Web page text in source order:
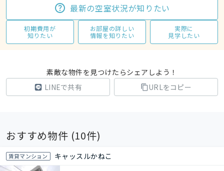
最新の空室状況が知りたい
初期費用が
知りたい
お部屋の詳しい
情報を知りたい
実際に
見学したい
素敵な物件を見つけたらシェアしよう！
LINEで共有
URLをコピー
おすすめ物件 (10件)
賃貸マンション キャッスルかねこ